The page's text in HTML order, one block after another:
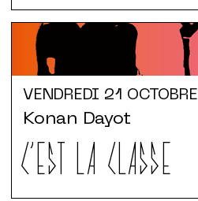
VENDREDI 21 OCTOBRE
C'EST LA CLASSE
Konan Dayot